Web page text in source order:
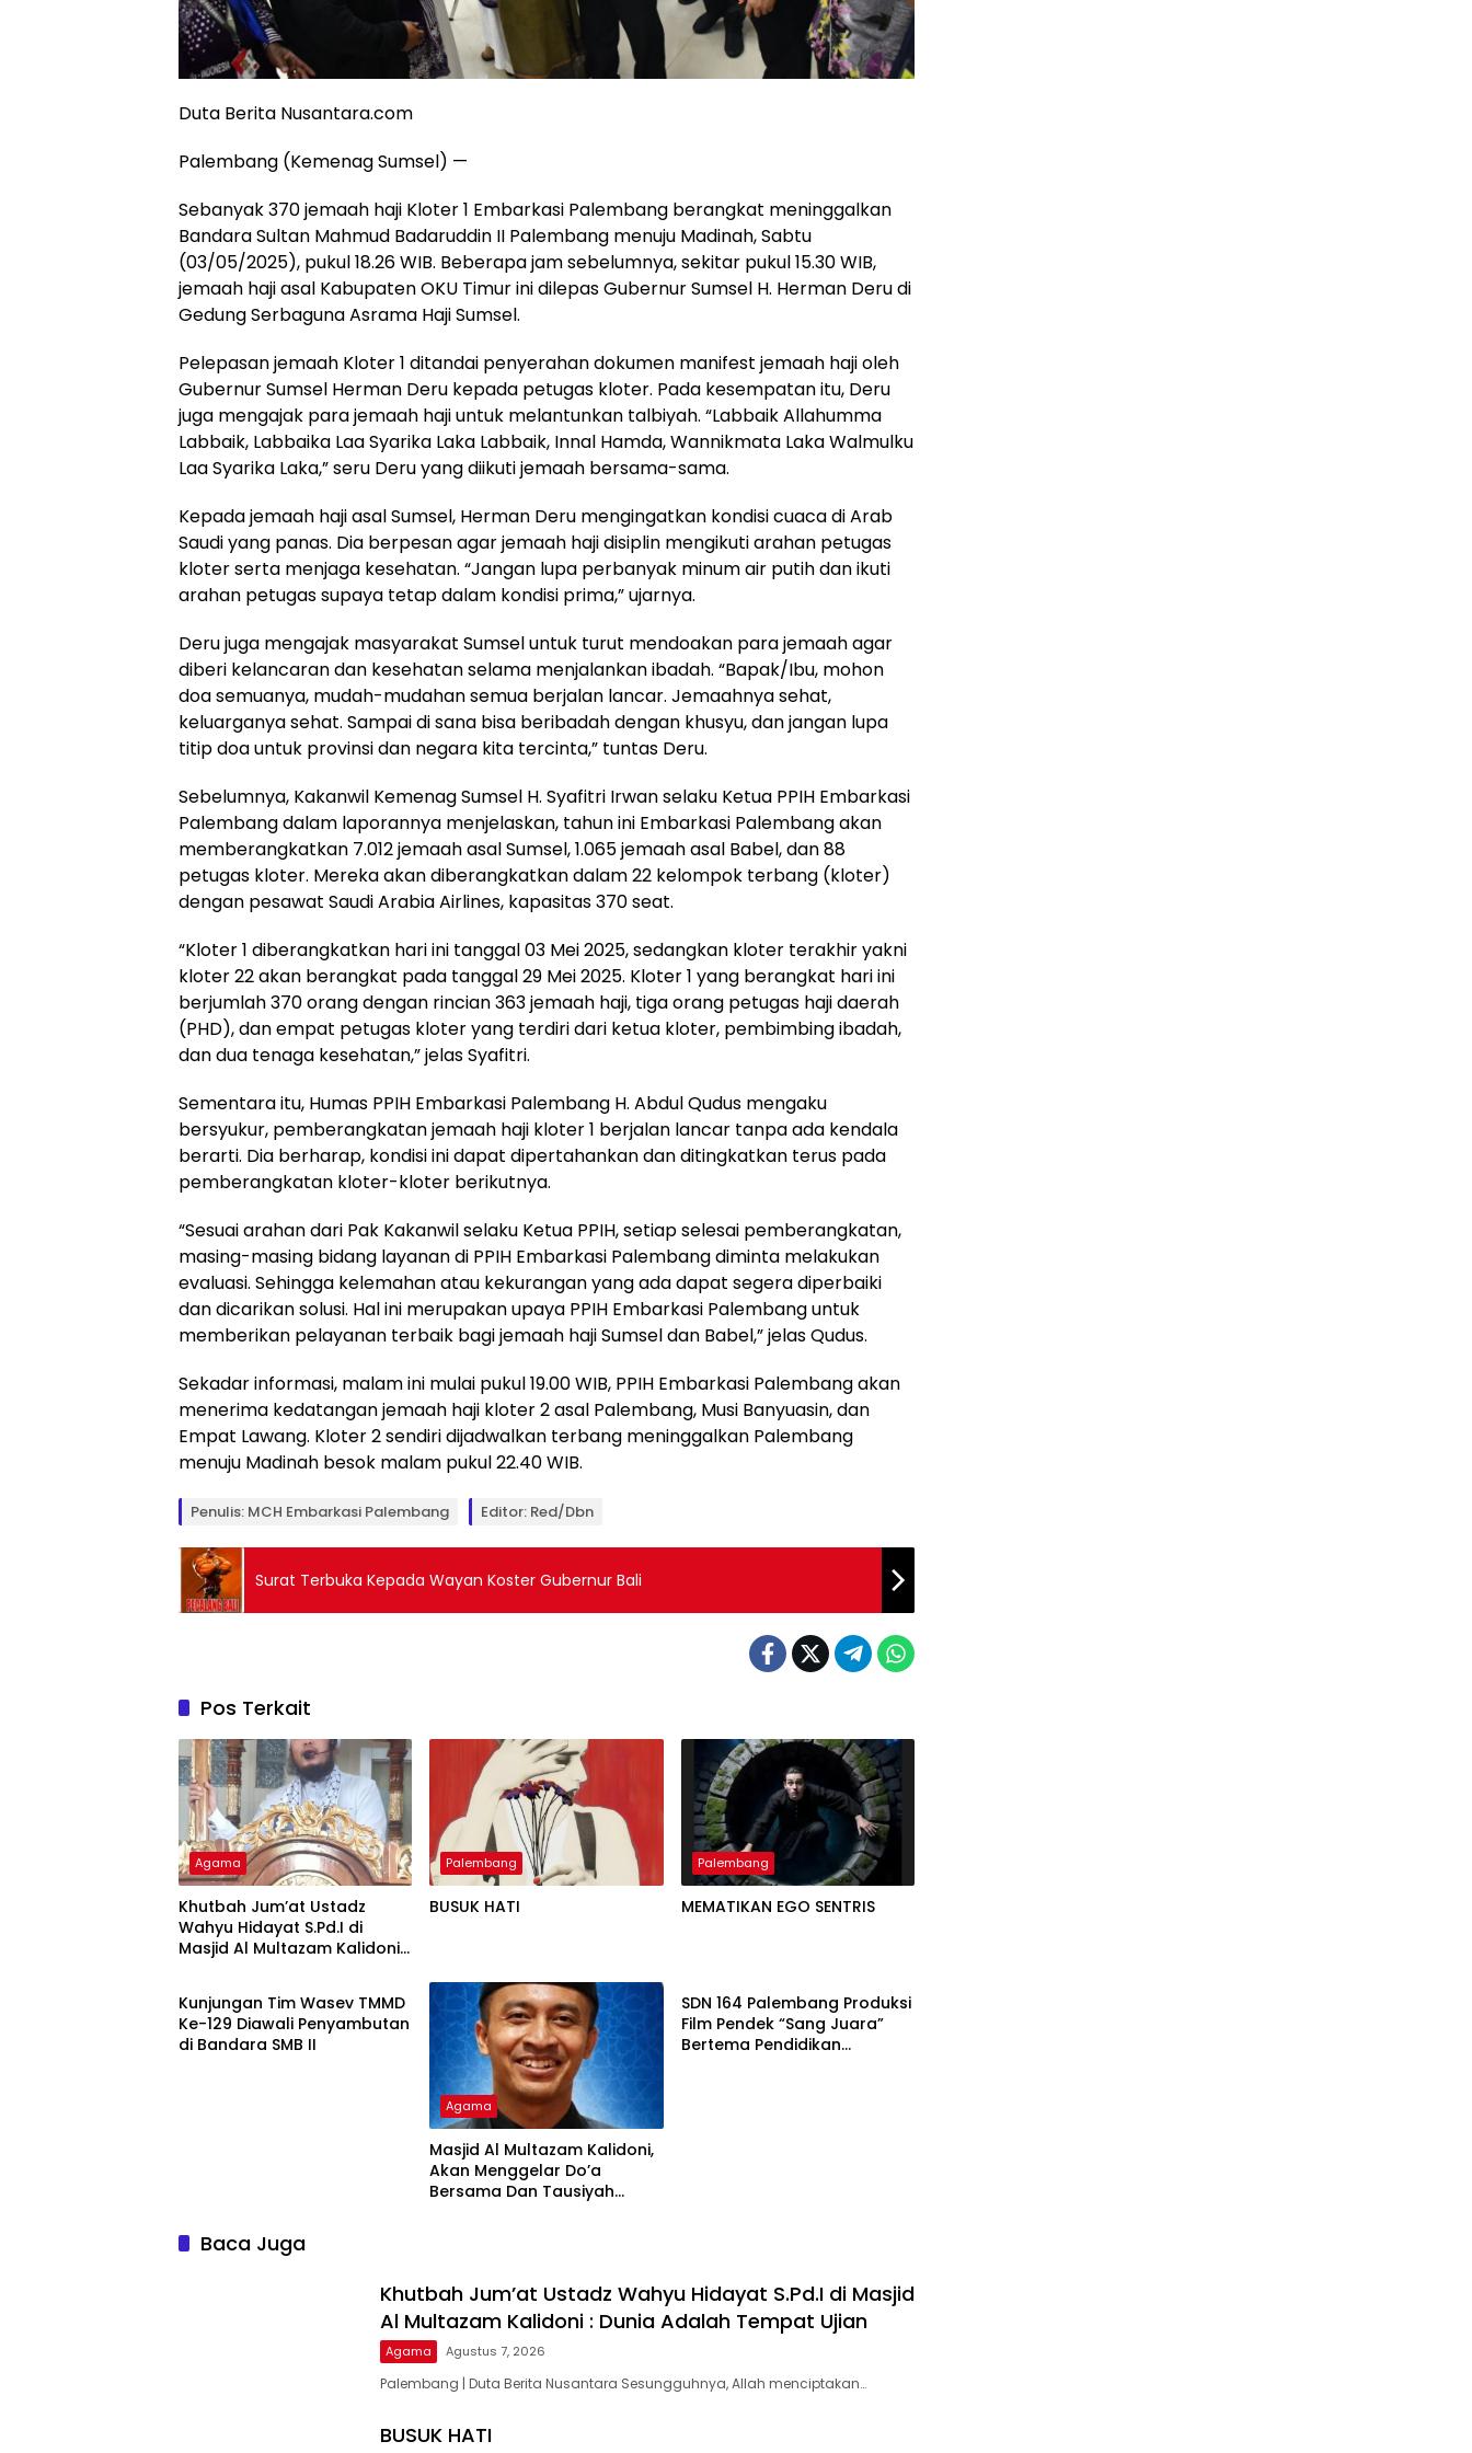
Duta Berita Nusantara.com
Palembang (Kemenag Sumsel) —
Sebanyak 370 jemaah haji Kloter 1 Embarkasi Palembang berangkat meninggalkan
Bandara Sultan Mahmud Badaruddin II Palembang menuju Madinah, Sabtu
(03/05/2025), pukul 18.26 WIB. Beberapa jam sebelumnya, sekitar pukul 15.30 WIB,
jemaah haji asal Kabupaten OKU Timur ini dilepas Gubernur Sumsel H. Herman Deru di
Gedung Serbaguna Asrama Haji Sumsel.
Pelepasan jemaah Kloter 1 ditandai penyerahan dokumen manifest jemaah haji oleh
Gubernur Sumsel Herman Deru kepada petugas kloter. Pada kesempatan itu, Deru
juga mengajak para jemaah haji untuk melantunkan talbiyah. “Labbaik Allahumma
Labbaik, Labbaika Laa Syarika Laka Labbaik, Innal Hamda, Wannikmata Laka Walmulku
Laa Syarika Laka,” seru Deru yang diikuti jemaah bersama-sama.
Kepada jemaah haji asal Sumsel, Herman Deru mengingatkan kondisi cuaca di Arab
Saudi yang panas. Dia berpesan agar jemaah haji disiplin mengikuti arahan petugas
kloter serta menjaga kesehatan. “Jangan lupa perbanyak minum air putih dan ikuti
arahan petugas supaya tetap dalam kondisi prima,” ujarnya.
Deru juga mengajak masyarakat Sumsel untuk turut mendoakan para jemaah agar
diberi kelancaran dan kesehatan selama menjalankan ibadah. “Bapak/Ibu, mohon
doa semuanya, mudah-mudahan semua berjalan lancar. Jemaahnya sehat,
keluarganya sehat. Sampai di sana bisa beribadah dengan khusyu, dan jangan lupa
titip doa untuk provinsi dan negara kita tercinta,” tuntas Deru.
Sebelumnya, Kakanwil Kemenag Sumsel H. Syafitri Irwan selaku Ketua PPIH Embarkasi
Palembang dalam laporannya menjelaskan, tahun ini Embarkasi Palembang akan
memberangkatkan 7.012 jemaah asal Sumsel, 1.065 jemaah asal Babel, dan 88
petugas kloter. Mereka akan diberangkatkan dalam 22 kelompok terbang (kloter)
dengan pesawat Saudi Arabia Airlines, kapasitas 370 seat.
“Kloter 1 diberangkatkan hari ini tanggal 03 Mei 2025, sedangkan kloter terakhir yakni
kloter 22 akan berangkat pada tanggal 29 Mei 2025. Kloter 1 yang berangkat hari ini
berjumlah 370 orang dengan rincian 363 jemaah haji, tiga orang petugas haji daerah
(PHD), dan empat petugas kloter yang terdiri dari ketua kloter, pembimbing ibadah,
dan dua tenaga kesehatan,” jelas Syafitri.
Sementara itu, Humas PPIH Embarkasi Palembang H. Abdul Qudus mengaku
bersyukur, pemberangkatan jemaah haji kloter 1 berjalan lancar tanpa ada kendala
berarti. Dia berharap, kondisi ini dapat dipertahankan dan ditingkatkan terus pada
pemberangkatan kloter-kloter berikutnya.
“Sesuai arahan dari Pak Kakanwil selaku Ketua PPIH, setiap selesai pemberangkatan,
masing-masing bidang layanan di PPIH Embarkasi Palembang diminta melakukan
evaluasi. Sehingga kelemahan atau kekurangan yang ada dapat segera diperbaiki
dan dicarikan solusi. Hal ini merupakan upaya PPIH Embarkasi Palembang untuk
memberikan pelayanan terbaik bagi jemaah haji Sumsel dan Babel,” jelas Qudus.
Sekadar informasi, malam ini mulai pukul 19.00 WIB, PPIH Embarkasi Palembang akan
menerima kedatangan jemaah haji kloter 2 asal Palembang, Musi Banyuasin, dan
Empat Lawang. Kloter 2 sendiri dijadwalkan terbang meninggalkan Palembang
menuju Madinah besok malam pukul 22.40 WIB.
Penulis: MCH Embarkasi Palembang Editor: Red/Dbn
Surat Terbuka Kepada Wayan Koster Gubernur Bali
Pos Terkait
Agama
Khutbah Jum’at Ustadz
Wahyu Hidayat S.Pd.I di
Masjid Al Multazam Kalidoni :
Palembang
BUSUK HATI
Palembang
MEMATIKAN EGO SENTRIS
Palembang
Kunjungan Tim Wasev TMMD
Ke-129 Diawali Penyambutan
di Bandara SMB II
Agama
Masjid Al Multazam Kalidoni,
Akan Menggelar Do’a
Bersama Dan Tausiyah
SDN 164 Palembang Produksi
Film Pendek “Sang Juara”
Bertema Pendidikan
Baca Juga
Khutbah Jum’at Ustadz Wahyu Hidayat S.Pd.I di Masjid
Al Multazam Kalidoni : Dunia Adalah Tempat Ujian
Agama Agustus 7, 2026
Palembang | Duta Berita Nusantara Sesungguhnya, Allah menciptakan…
BUSUK HATI